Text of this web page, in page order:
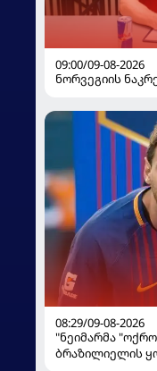
09:00/09-08-2026
ნორვეგიის
08:29/09-08-2026
"ნეიმარმა
ბრაზილიელის